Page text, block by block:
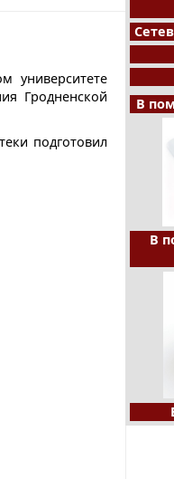
университете
Гродненской
подготовил
В
В